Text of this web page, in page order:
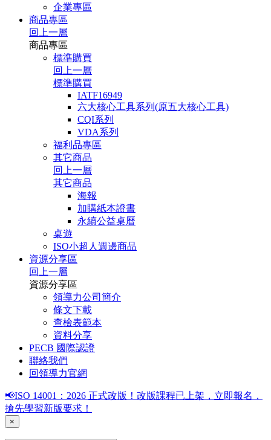
企業專區
商品專區
回上一層
商品專區
標準購買
回上一層
標準購買
IATF16949
六大核心工具系列(原五大核心工具)
CQI系列
VDA系列
福利品專區
其它商品
回上一層
其它商品
海報
加購紙本證書
永續公益桌曆
桌遊
ISO小超人週邊商品
資源分享區
回上一層
資源分享區
領導力公司簡介
條文下載
查檢表範本
資料分享
PECB 國際認證
聯絡我們
回領導力官網
📢ISO 14001：2026 正式改版！改版課程已上架，立即報名，
搶先學習新版要求！
×